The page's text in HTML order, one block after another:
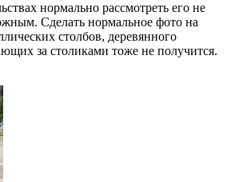
нормально рассмотреть его не
Сделать нормальное фото на
столбов, деревянного
за столиками тоже не получится.